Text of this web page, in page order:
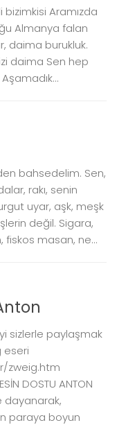
Aramızda
Almanya falan
daima burukluk.
daima Sen hep
bahsedelim. Sen,
rakı, senin
uyar, aşk, meşk
değil. Sigara,
fiskos masan, ne...
sizlerle paylaşmak
eseri
zweig.htm
DOSTU ANTON
dayanarak,
paraya boyun